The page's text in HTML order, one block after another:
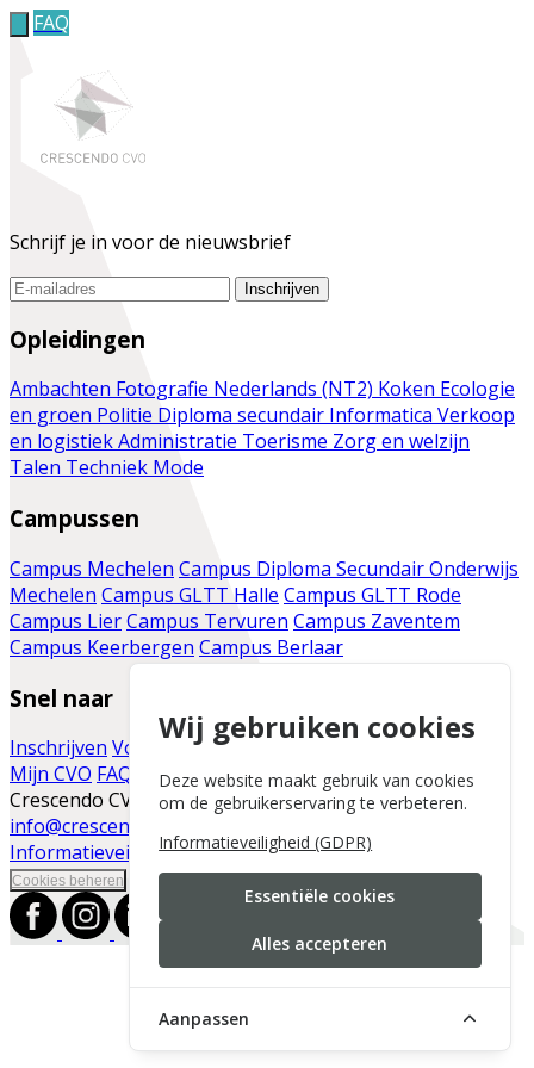
FAQ
Schrijf je in voor de nieuwsbrief
Inschrijven
Opleidingen
Ambachten Fotografie Nederlands (NT2) Koken Ecologie
en groen Politie Diploma secundair Informatica Verkoop
en logistiekAdministratie Toerisme Zorg en welzijn
Talen Techniek Mode
Campussen
Campus Mechelen Campus Diploma Secundair Onderwijs
Mechelen Campus GLTT Halle Campus GLTT Rode
Campus LierCampus Tervuren Campus Zaventem
Campus Keerbergen Campus Berlaar
Snel naar
Inschrijven Voor de cursist
Mijn CVO FAQ ContactMoodle Blog
Crescendo CVO | Vaartdijk 86 | 2800 Mechelen |
info@crescendo-cvo.be
Informatieveiligheid|
Cookies beheren
Wij gebruiken cookies
Deze website maakt gebruik van cookies
om de gebruikerservaring te verbeteren.
Informatieveiligheid (GDPR)
Essentiële cookies
Alles accepteren
Aanpassen